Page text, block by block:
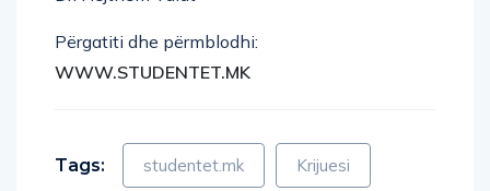
Përgatiti dhe përmblodhi:
WWW.STUDENTET.MK
Tags: studentet.mk Krijuesi